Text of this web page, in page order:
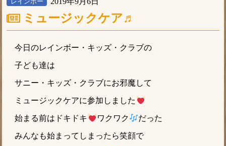
レインボー
ミュージックケア♬
今日のレインボー・キッズ・クラブの
子ども達は
サニー・キッズ・クラブにお邪魔して
ミュージックケアに参加しました
始まる前はドキドキ ワクワク だった
みんなも始まってしまったら笑顔で